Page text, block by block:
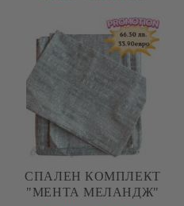
(ПОПЛИН), 4 ЧАСТИ
СПАЛЕН КОМПЛЕКТ
"МЕНТА МЕЛАНДЖ"